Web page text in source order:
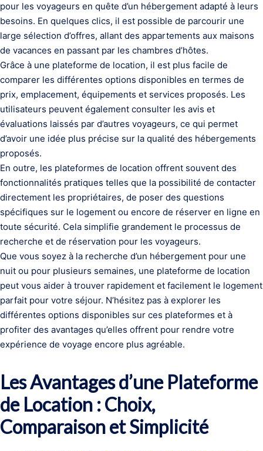
pour les voyageurs en quête d’un hébergement adapté à leurs
besoins. En quelques clics, il est possible de parcourir une
large sélection d’offres, allant des appartements aux maisons
de vacances en passant par les chambres d’hôtes.
Grâce à une plateforme de location, il est plus facile de
comparer les différentes options disponibles en termes de
prix, emplacement, équipements et services proposés. Les
utilisateurs peuvent également consulter les avis et
évaluations laissés par d’autres voyageurs, ce qui permet
d’avoir une idée plus précise sur la qualité des hébergements
proposés.
En outre, les plateformes de location offrent souvent des
fonctionnalités pratiques telles que la possibilité de contacter
directement les propriétaires, de poser des questions
spécifiques sur le logement ou encore de réserver en ligne en
toute sécurité. Cela simplifie grandement le processus de
recherche et de réservation pour les voyageurs.
Que vous soyez à la recherche d’un hébergement pour une
nuit ou pour plusieurs semaines, une plateforme de location
peut vous aider à trouver rapidement et facilement le logement
parfait pour votre séjour. N’hésitez pas à explorer les
différentes options disponibles sur ces plateformes et à
profiter des avantages qu’elles offrent pour rendre votre
expérience de voyage encore plus agréable.
Les Avantages d’une Plateforme
de Location : Choix,
Comparaison et Simplicité